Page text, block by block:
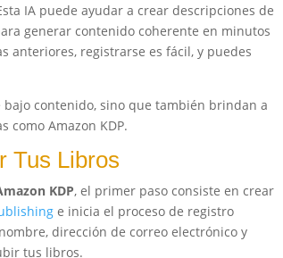
IA puede ayudar a crear descripciones de
generar contenido coherente en minutos
anteriores, registrarse es fácil, y puedes
contenido, sino que también brindan a
como Amazon KDP.
Tus Libros
KDP, el primer paso consiste en crear
e inicia el proceso de registro
dirección de correo electrónico y
tus libros.